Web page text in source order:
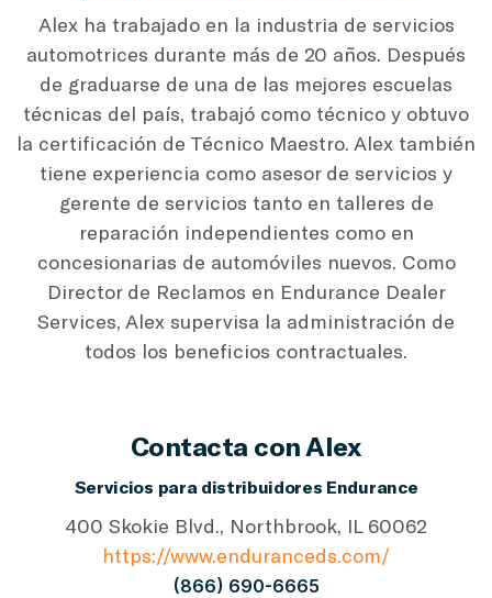
Alex ha trabajado en la industria de servicios
automotrices durante más de 20 años. Después
de graduarse de una de las mejores escuelas
técnicas del país, trabajó como técnico y obtuvo
la certificación de Técnico Maestro. Alex también
tiene experiencia como asesor de servicios y
gerente de servicios tanto en talleres de
reparación independientes como en
concesionarias de automóviles nuevos. Como
Director de Reclamos en Endurance Dealer
Services, Alex supervisa la administración de
todos los beneficios contractuales.
Contacta con Alex
Servicios para distribuidores Endurance
400 Skokie Blvd., Northbrook, IL 60062
https://www.enduranceds.com/
(866) 690-6665